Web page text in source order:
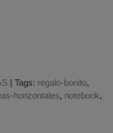
| Tags: regalo-bonito
horizontales notebook